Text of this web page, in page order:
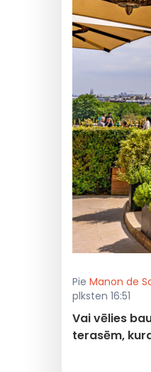
Pie Manon de
plksten 16:51
Vai vēlies
terasēm,